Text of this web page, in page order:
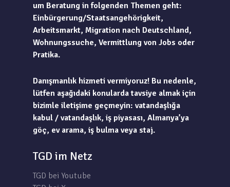
um Beratung in folgenden Themen geht:
Einbürgerung/Staatsangehörigkeit,
Arbeitsmarkt, Migration nach Deutschland,
Wohnungssuche, Vermittlung von Jobs oder
Pratika.
Danışmanlık hizmeti vermiyoruz! Bu nedenle,
lütfen aşağıdaki konularda tavsiye almak için
bizimle iletişime geçmeyin: vatandaşlığa
kabul / vatandaşlık, iş piyasası, Almanya’ya
göç, ev arama, iş bulma veya staj.
TGD im Netz
TGD bei Youtube